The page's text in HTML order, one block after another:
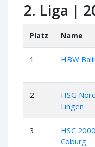
2. Liga |
Platz Name
1 HBW
2
HSG
Lingen
3
HSC 2000
Coburg